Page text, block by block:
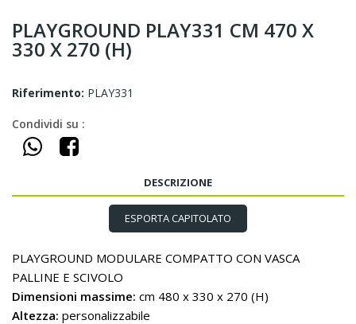
PLAYGROUND PLAY331 CM 470 X
330 X 270 (H)
Riferimento: PLAY331
Condividi su :
DESCRIZIONE
ESPORTA CAPITOLATO
PLAYGROUND MODULARE COMPATTO CON VASCA
PALLINE E SCIVOLO
Dimensioni massime: cm 480 x 330 x 270 (H)
Altezza: personalizzabile